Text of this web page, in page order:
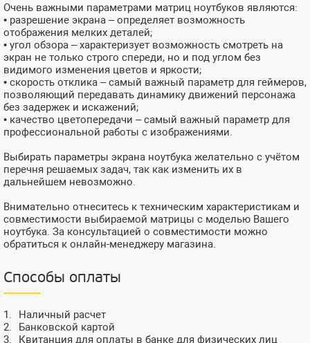
Очень важными параметрами матриц ноутбуков являются:
• разрешение экрана – определяет возможность
отображения мелких деталей;
• угол обзора – характеризует возможность смотреть на
экран не только строго спереди, но и под углом без
видимого изменения цветов и яркости;
• скорость отклика – самый важный параметр для геймеров,
позволяющий передавать динамику движений персонажа
без задержек и искажений;
• качество цветопередачи – самый важный параметр для
профессиональной работы с изображениями.
Выбирать параметры экрана ноутбука желательно с учётом
перечня решаемых задач, так как изменить их в
дальнейшем невозможно.
Внимательно отнеситесь к техническим характеристикам и
совместимости выбираемой матрицы с моделью Вашего
ноутбука. За консультацией о совместимости можно
обратиться к онлайн-менеджеру магазина.
Способы оплаты
Наличный расчет
Банковской картой
Квитанция для оплаты в банке для физических лиц